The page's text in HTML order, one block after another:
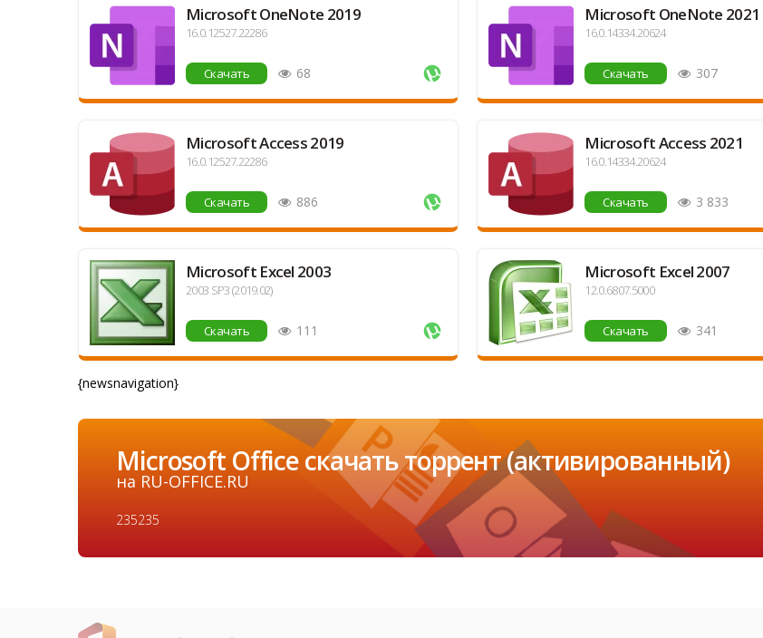
Microsoft OneNote 2019
16.0.12527.22286
Скачать 68
Microsoft OneNote 2021
16.0.14334.20624
Скачать 307
Microsoft Access 2019
16.0.12527.22286
Скачать 886
Microsoft Access 2021
16.0.14334.20624
Скачать 3 833
Microsoft Excel 2003
2003 SP3 (2019.02)
Скачать 111
Microsoft Excel 2007
12.0.6807.5000
Скачать 341
{newsnavigation}
Microsoft Office скачать торрент (активированный)
на RU-OFFICE.RU
235235